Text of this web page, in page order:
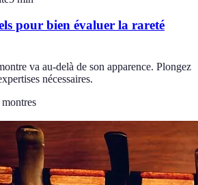
pour bien évaluer la rareté
va au-delà de son apparence. Plongez
nécessaires.